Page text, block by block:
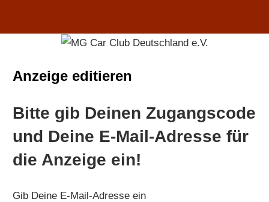
Anzeige editieren
Bitte gib Deinen Zugangscode
und Deine E-Mail-Adresse für
die Anzeige ein!
Gib Deine E-Mail-Adresse ein